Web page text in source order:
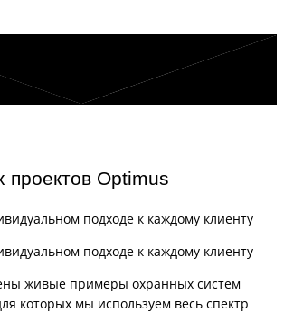
Optimus
подходе к каждому клиенту
подходе к каждому клиенту
живые примеры охранных систем
которых мы используем весь спектр